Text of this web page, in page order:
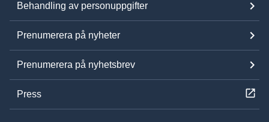
Behandling av personuppgifter
Prenumerera på nyheter
Prenumerera på nyhetsbrev
Press